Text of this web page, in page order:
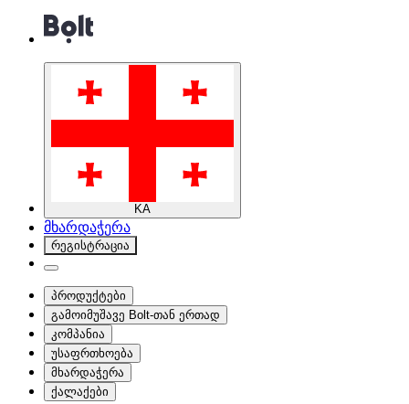
KA
მხარდაჭერა
რეგისტრაცია
პროდუქტები
გამოიმუშავე Bolt-თან ერთად
კომპანია
უსაფრთხოება
მხარდაჭერა
ქალაქები